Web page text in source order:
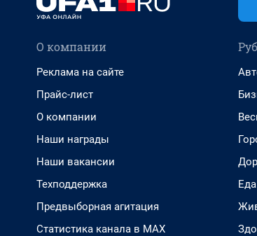
О компании
Реклама на сайте
Прайс-лист
О компании
Наши награды
Наши вакансии
Техподдержка
Предвыборная агитация
Статистика канала в MAX
Еда